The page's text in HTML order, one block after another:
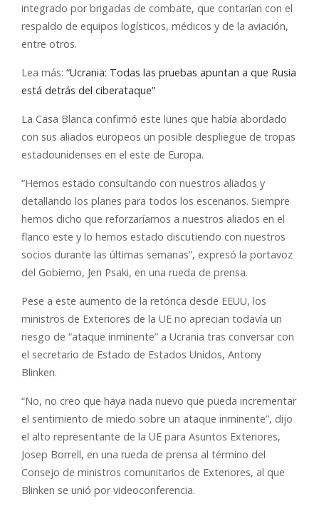
integrado por brigadas de combate, que contarían con el
respaldo de equipos logísticos, médicos y de la aviación,
entre otros.
Lea más: “Ucrania: Todas las pruebas apuntan a que Rusia
está detrás del ciberataque”
La Casa Blanca confirmó este lunes que había abordado
con sus aliados europeos un posible despliegue de tropas
estadounidenses en el este de Europa.
“Hemos estado consultando con nuestros aliados y
detallando los planes para todos los escenarios. Siempre
hemos dicho que reforzaríamos a nuestros aliados en el
flanco este y lo hemos estado discutiendo con nuestros
socios durante las últimas semanas”, expresó la portavoz
del Gobierno, Jen Psaki, en una rueda de prensa.
Pese a este aumento de la retórica desde EEUU, los
ministros de Exteriores de la UE no aprecian todavía un
riesgo de “ataque inminente” a Ucrania tras conversar con
el secretario de Estado de Estados Unidos, Antony
Blinken.
“No, no creo que haya nada nuevo que pueda incrementar
el sentimiento de miedo sobre un ataque inminente”, dijo
el alto representante de la UE para Asuntos Exteriores,
Josep Borrell, en una rueda de prensa al término del
Consejo de ministros comunitarios de Exteriores, al que
Blinken se unió por videoconferencia.